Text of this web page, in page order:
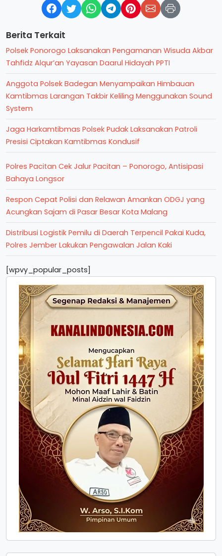
Berita Terkait
Polsek Ponorogo Laksanakan Pengamanan Wisuda Akbar
Tahfidz Alqur’an Yayasan Daarul Hidayah PPTI
Anggota Polsek Badegan Menyampaikan Himbauan
Kamtibmas Larangan Takbir Keliling Menggunakan Sound
System
Jaga Harkamtibmas Polsek Pudak Laksanakan Patroli
Presisi Ciptakan Kamtibmas Kondusif
Polres Pacitan Cek Jalur Pacitan – Ponorogo, Antisipasi
Bahaya Longsor
Respon Cepat Polisi dan Relawan Amankan ODGJ yang
Acungkan Sajam di Pasar Besar Kota Malang
Distribusi Logistik Pemilu di Daerah Terpencil Pakai Kuda,
Polres Jember Lakukan Pengawalan Jalan Kaki
[wpvy_popular_posts]